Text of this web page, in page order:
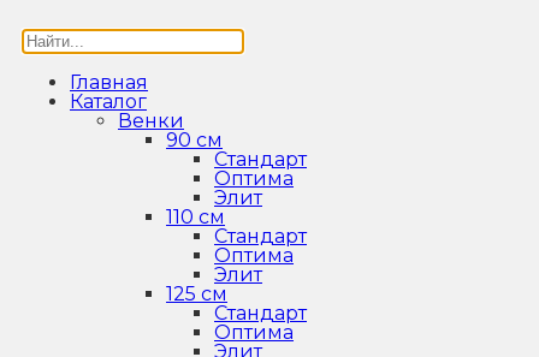
Главная
Каталог
Венки
90 см
Стандарт
Оптима
Элит
110 см
Стандарт
Оптима
Элит
125 см
Стандарт
Оптима
Элит